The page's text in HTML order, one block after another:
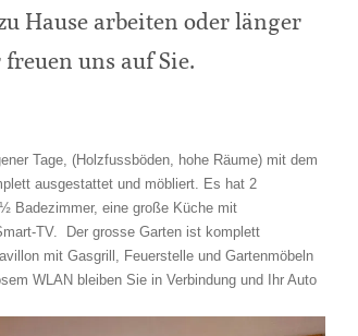
Hause arbeiten oder länger
uns auf Sie.
Tage, (Holzfussböden, hohe Räume) mit dem
ausgestattet und möbliert. Es hat 2
Badezimmer, eine große Küche mit
TV. Der grosse Garten ist komplett
mit Gasgrill, Feuerstelle und Gartenmöbeln
WLAN bleiben Sie in Verbindung und Ihr Auto